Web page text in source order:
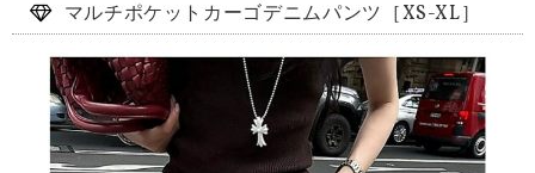
マルチポケットカーゴデニムパンツ［XS-XL］